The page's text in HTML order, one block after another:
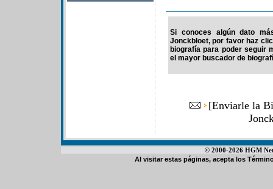
Si conoces algún dato
Jonckbloet, por favor haz
biografía para poder seguir
el mayor buscador de
[Enviarle la
© 2000-2026 HGM
Al visitar estas páginas, acepta los